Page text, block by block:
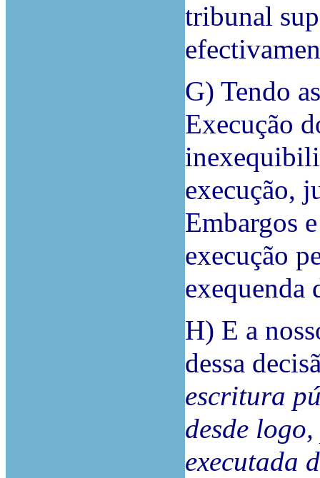
tribunal
G) Tendo
Execução
execução,
Embargos
execução
exequenda
H) E a
dessa
escritura
desde
executada